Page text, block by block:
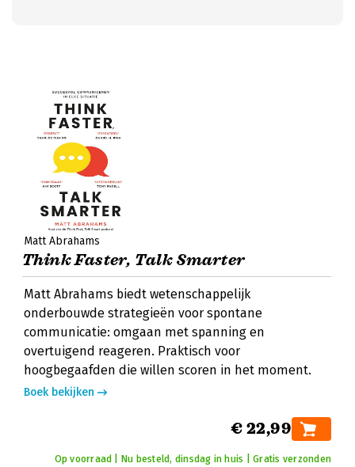
Matt Abrahams
Think Faster, Talk Smarter
Matt Abrahams biedt wetenschappelijk
onderbouwde strategieën voor spontane
communicatie: omgaan met spanning en
overtuigend reageren. Praktisch voor
hoogbegaafden die willen scoren in het moment.
Boek bekijken
€ 22,99
Op voorraad | Nu besteld, dinsdag in huis | Gratis verzonden